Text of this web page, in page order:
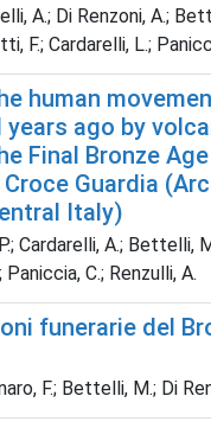
A.; Di Renzoni, A.;
F.; Cardarelli, L.;
human
years ago by
Final Bronze
Guardia
Italy)
Cardarelli, A.; Bettelli,
Paniccia, C.; Renzulli, A.
funerarie del
F.; Bettelli, M.; Di